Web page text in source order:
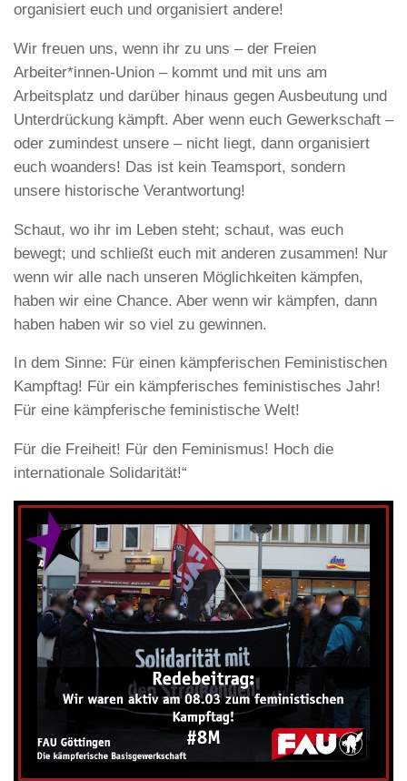
organisiert euch und organisiert andere!
Wir freuen uns, wenn ihr zu uns – der Freien
Arbeiter*innen-Union – kommt und mit uns am
Arbeitsplatz und darüber hinaus gegen Ausbeutung und
Unterdrückung kämpft. Aber wenn euch Gewerkschaft –
oder zumindest unsere – nicht liegt, dann organisiert
euch woanders! Das ist kein Teamsport, sondern
unsere historische Verantwortung!
Schaut, wo ihr im Leben steht; schaut, was euch
bewegt; und schließt euch mit anderen zusammen! Nur
wenn wir alle nach unseren Möglichkeiten kämpfen,
haben wir eine Chance. Aber wenn wir kämpfen, dann
haben haben wir so viel zu gewinnen.
In dem Sinne: Für einen kämpferischen Feministischen
Kampftag! Für ein kämpferisches feministisches Jahr!
Für eine kämpferische feministische Welt!
Für die Freiheit! Für den Feminismus! Hoch die
internationale Solidarität!“